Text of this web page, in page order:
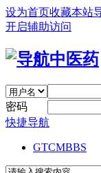
设为首页收藏本站
开启辅助访问
密码
快捷导航
GTCMBBS